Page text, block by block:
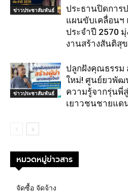
ข่าวประชาสัมพันธ์
ประธานปิดการ
แผนขับเคลื่อนฯ
ประจำปี 2570
งานสร้างสันติสุ
ข่าวประชาสัมพันธ์
ปลูกฝังคุณธรรม
ใหม่! ศูนย์ยวพัฒ
ความรู้จากรุ่นพี่
เยาวชนชายแด
หมวดหมู่ข่าวสาร
จัดซื้อ จัดจ้าง